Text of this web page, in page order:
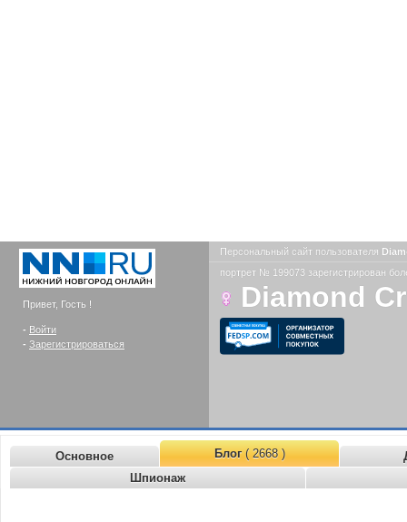
Привет, Гость !
- Войти
- Зарегистрироваться
Персональный сайт пользователя
портрет № 199073 зарегистрирован
Diamond
Основное Блог( 2668 )
Шпионаж